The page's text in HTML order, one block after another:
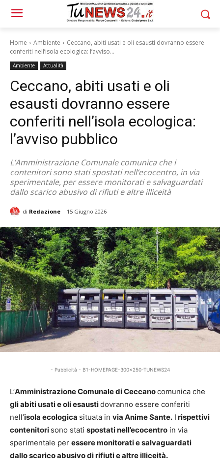
Home Ambiente
Ceccano, abiti usati e oli esausti dovranno essere
conferiti nell’isola ecologica: l’avviso...
Ambiente Attualità
Ceccano, abiti usati e oli
esausti dovranno essere
conferiti nell’isola ecologica:
l’avviso pubblico
L’Amministrazione Comunale comunica che i
contenitori sono stati spostati nell’ecocentro, in via
sperimentale, per essere monitorati e salvaguardati
dallo scarico abusivo di rifiuti e altre illiceità
di Redazione 15 Giugno 2026
- Pubblicità - B1-HOMEPAGE-300x250-TUNEWS24
L’Amministrazione Comunale di Ceccanocomunica che
gli abiti usati e oli esaustidovranno essere conferiti
nell’isola ecologica situata in via Anime Sante. I rispettivi
contenitori sono stati spostati nell’ecocentro in via
sperimentale per essere monitorati e salvaguardati
dallo scarico abusivo di rifiuti e altre illiceità.